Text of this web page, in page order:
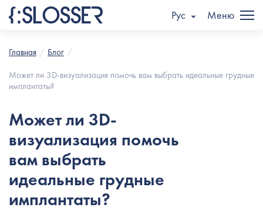
Рус Меню
Главная
Блог
Может ли 3D-визуализация помочь вам выбрать идеальные грудные
имплантаты?
Может ли 3D-
визуализация помочь
вам выбрать
идеальные грудные
имплантаты?